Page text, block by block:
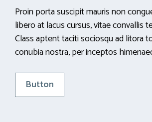
Proin porta suscipit mauris non
libero at lacus cursus, vitae convallis
Class aptent taciti sociosqu ad litora
conubia nostra, per inceptos
Button